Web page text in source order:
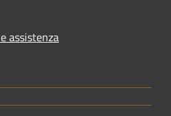
assistenza